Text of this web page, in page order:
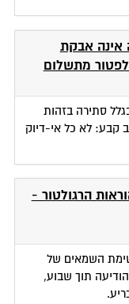
אבקת
מתשלום
סתירה בזהות
קבע: לא כל אי-דיוק
הרגולטור -
השמאים של
תוך שבוע,